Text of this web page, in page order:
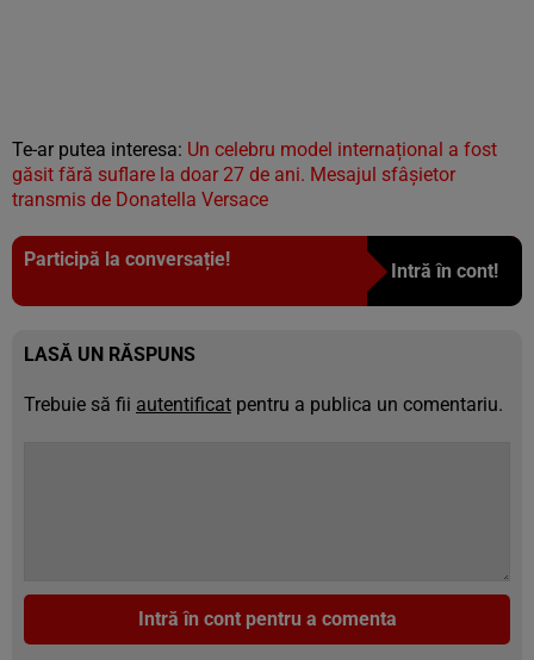
Te-ar putea interesa: Un celebru model internațional a fost
găsit fără suflare la doar 27 de ani. Mesajul sfâșietor
transmis de Donatella Versace
Participă la conversație!
Intră în cont!
LASĂ UN RĂSPUNS
Trebuie să fii autentificat pentru a publica un comentariu.
Intră în cont pentru a comenta